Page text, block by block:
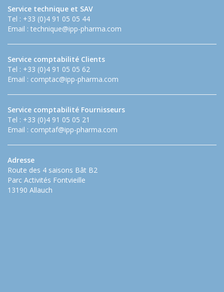
Service technique et SAV
Tel : +33 (0)4 91 05 05 44
Email : technique@ipp-pharma.com
Service comptabilité Clients
Tel : +33 (0)4 91 05 05 62
Email : comptac@ipp-pharma.com
Service comptabilité Fournisseurs
Tel : +33 (0)4 91 05 05 21
Email : comptaf@ipp-pharma.com
Adresse
Route des 4 saisons Bât B2
Parc Activités Fontvieille
13190 Allauch